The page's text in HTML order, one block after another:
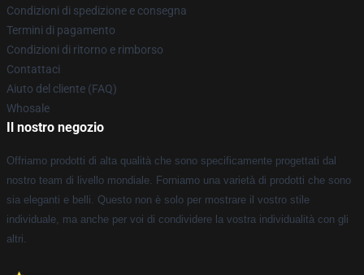
Condizioni di spedizione e consegna
Termini di pagamento
Condizioni di ritorno e rimborso
Contattaci
Aiuto del cliente (FAQ)
Whosale
Il nostro negozio
Offriamo prodotti di alta qualità che sono specificamente progettati dal
nostro team di livello mondiale. Forniamo una varietà di prodotti che sono
sia eleganti e belli. Questo non è solo per mostrare il vostro stile
individuale, ma anche per voi di condividere la vostra individualità con gli
altri.